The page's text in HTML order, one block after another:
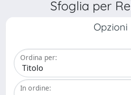
Sfoglia per
Opzioni
Ordina per:
In ordine: